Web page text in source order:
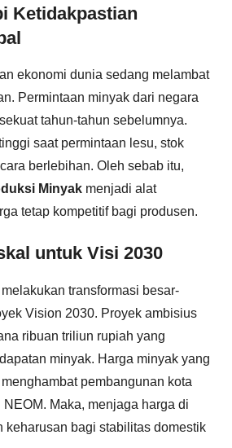
Ketidakpastian
ekonomi dunia sedang melambat
Permintaan minyak dari negara
tahun-tahun sebelumnya.
saat permintaan lesu, stok
berlebihan. Oleh sebab itu,
Minyak menjadi alat
tetap kompetitif bagi produsen.
untuk Visi 2030
transformasi besar-
Vision 2030. Proyek ambisius
ribuan triliun rupiah yang
minyak. Harga minyak yang
pembangunan kota
Maka, menjaga harga di
keharusan bagi stabilitas domestik